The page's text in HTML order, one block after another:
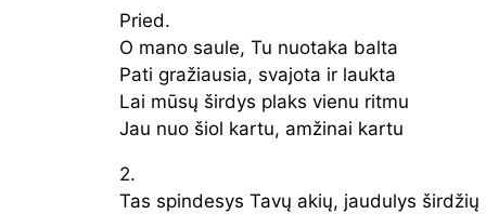
Pried.
O mano saule, Tu nuotaka balta
Pati gražiausia, svajota ir laukta
Lai mūsų širdys plaks vienu ritmu
Jau nuo šiol kartu, amžinai kartu
2.
Tas spindesys Tavų akių, jaudulys širdžių